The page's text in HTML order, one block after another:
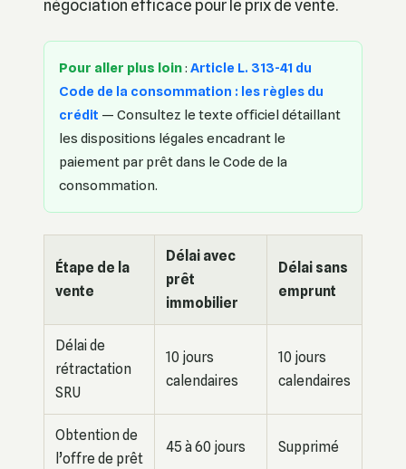
négociation efficace pour le prix de vente.
Pour aller plus loin: Article L. 313-41 du
Code de la consommation : les règles du
crédit — Consultez le texte officiel détaillant
les dispositions légales encadrant le
paiement par prêt dans le Code de la
consommation.
Étape de la
vente
Délai avec
prêt
immobilier
Délai sans
emprunt
Délai de
rétractation
SRU
10 jours
calendaires
10 jours
calendaires
Obtention de
l’offre de prêt
45 à 60 jours Supprimé